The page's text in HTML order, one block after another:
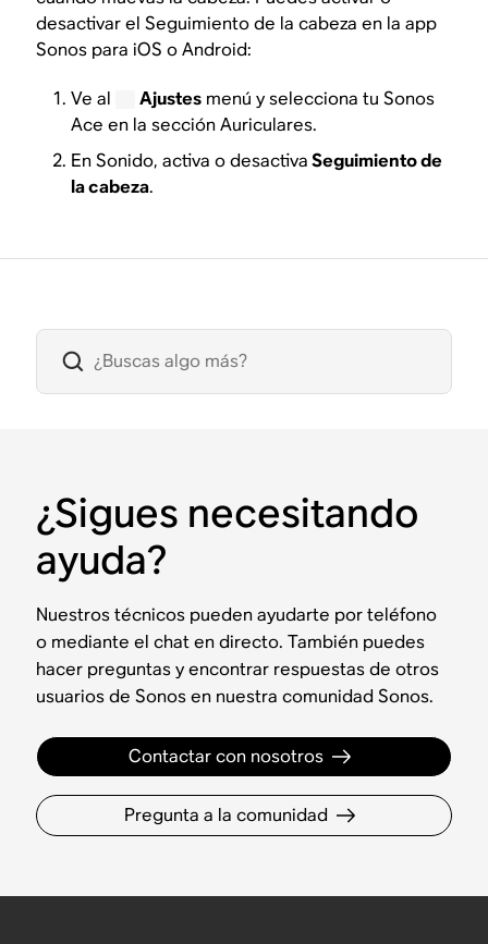
desactivar el Seguimiento de la cabeza en la app
Sonos para iOS o Android:
Ve al Ajustesmenú y selecciona tu Sonos
Ace en la sección Auriculares.
En Sonido, activa o desactivaSeguimiento de
la cabeza.
¿Sigues necesitando
ayuda?
Nuestros técnicos pueden ayudarte por teléfono
o mediante el chat en directo. También puedes
hacer preguntas y encontrar respuestas de otros
usuarios de Sonos en nuestra comunidad Sonos.
Contactar con nosotros
Pregunta a la comunidad